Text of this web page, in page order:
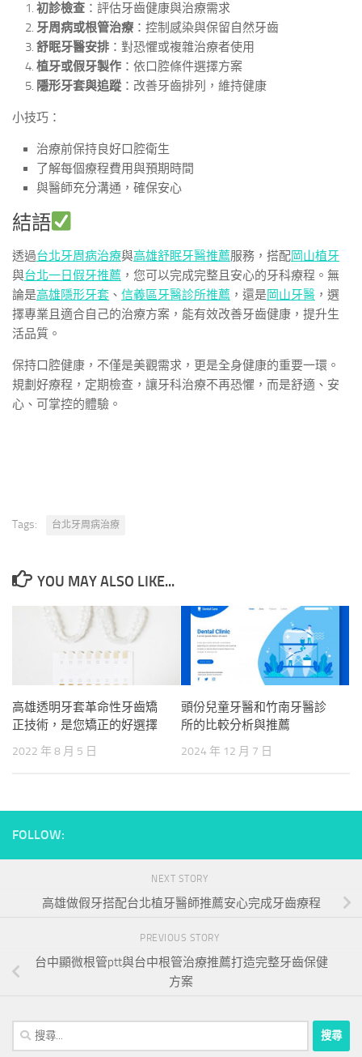
初診檢查 ：評估牙齒健康與治療需求
牙周病或根管治療 ：控制感染與保留自然牙齒
舒眠牙醫安排 ：對恐懼或複雜治療者使用
植牙或假牙製作 ：依口腔條件選擇方案
隱形牙套與追蹤 ：改善牙齒排列，維持健康
小技巧：
治療前保持良好口腔衛生
了解每個療程費用與預期時間
與醫師充分溝通，確保安心
結語
透過台北牙周病治療與高雄舒眠牙醫推薦服務，搭配岡山植牙
與台北一日假牙推薦 ，您可以完成完整且安心的牙科療程。無
論是高雄隱形牙套 、 信義區牙醫診所推薦 ，還是岡山牙醫 ，選
擇專業且適合自己的治療方案，能有效改善牙齒健康，提升生
活品質。
保持口腔健康，不僅是美觀需求，更是全身健康的重要一環。
規劃好療程，定期檢查，讓牙科治療不再恐懼，而是舒適、安
心、可掌控的體驗。
Tags: 台北牙周病治療
YOU MAY ALSO LIKE...
高雄透明牙套革命性牙齒矯
正技術，是您矯正的好選擇
2022 年 8 月 5 日
頭份兒童牙醫和竹南牙醫診
所的比較分析與推薦
2024 年 12 月 7 日
FOLLOW:
NEXT STORY
高雄做假牙搭配台北植牙醫師推薦安心完成牙齒療程
PREVIOUS STORY
台中顯微根管ptt與台中根管治療推薦打造完整牙齒保健
方案
搜
尋